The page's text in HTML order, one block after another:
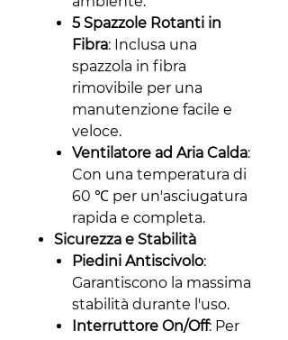
5 Spazzole Rotanti in
Fibra: Inclusa una
spazzola in fibra
rimovibile per una
manutenzione facile e
veloce.
Ventilatore ad Aria Calda:
Con una temperatura di
60 ℃ per un'asciugatura
rapida e completa.
Sicurezza e Stabilità
Piedini Antiscivolo:
Garantiscono la massima
stabilità durante l'uso.
Interruttore On/Off: Per